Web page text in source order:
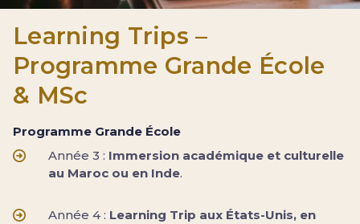
Learning Trips –
Programme Grande École
& MSc
Programme Grande École
Année 3 : Immersion académique et culturelle
au Maroc ou en Inde.
Année 4 : Learning Trip aux États-Unis, en